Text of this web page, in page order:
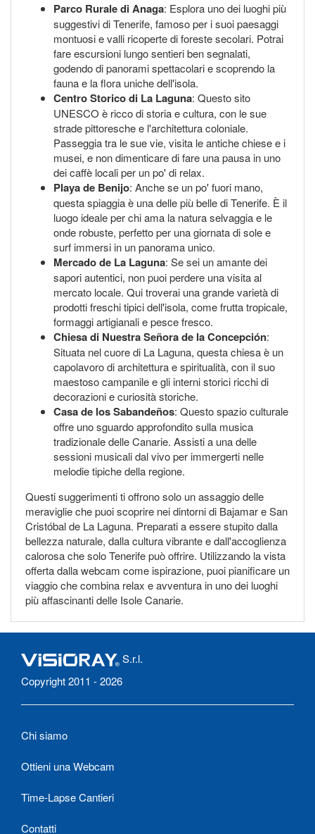
Parco Rurale di Anaga: Esplora uno dei luoghi più
suggestivi di Tenerife, famoso per i suoi paesaggi
montuosi e valli ricoperte di foreste secolari. Potrai
fare escursioni lungo sentieri ben segnalati,
godendo di panorami spettacolari e scoprendo la
fauna e la flora uniche dell'isola.
Centro Storico di La Laguna: Questo sito
UNESCO è ricco di storia e cultura, con le sue
strade pittoresche e l'architettura coloniale.
Passeggia tra le sue vie, visita le antiche chiese e i
musei, e non dimenticare di fare una pausa in uno
dei caffè locali per un po' di relax.
Playa de Benijo: Anche se un po' fuori mano,
questa spiaggia è una delle più belle di Tenerife. È il
luogo ideale per chi ama la natura selvaggia e le
onde robuste, perfetto per una giornata di sole e
surf immersi in un panorama unico.
Mercado de La Laguna: Se sei un amante dei
sapori autentici, non puoi perdere una visita al
mercato locale. Qui troverai una grande varietà di
prodotti freschi tipici dell'isola, come frutta tropicale,
formaggi artigianali e pesce fresco.
Chiesa di Nuestra Señora de la Concepción:
Situata nel cuore di La Laguna, questa chiesa è un
capolavoro di architettura e spiritualità, con il suo
maestoso campanile e gli interni storici ricchi di
decorazioni e curiosità storiche.
Casa de los Sabandeños: Questo spazio culturale
offre uno sguardo approfondito sulla musica
tradizionale delle Canarie. Assisti a una delle
sessioni musicali dal vivo per immergerti nelle
melodie tipiche della regione.
Questi suggerimenti ti offrono solo un assaggio delle
meraviglie che puoi scoprire nei dintorni di Bajamar e San
Cristóbal de La Laguna. Preparati a essere stupito dalla
bellezza naturale, dalla cultura vibrante e dall'accoglienza
calorosa che solo Tenerife può offrire. Utilizzando la vista
offerta dalla webcam come ispirazione, puoi pianificare un
viaggio che combina relax e avventura in uno dei luoghi
più affascinanti delle Isole Canarie.
S.r.l.
Copyright 2011 - 2026
Chi siamo
Ottieni una Webcam
Time-Lapse Cantieri
Contatti